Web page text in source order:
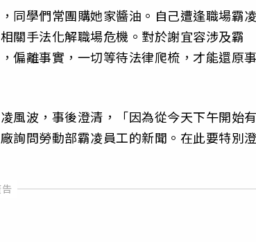
同學們常團購她家醬油。自己遭逢職場霸
關手法化解職場危機。對於謝宜容涉及霸
偏離事實，一切等待法律爬梳，才能還原
風波，事後澄清，「因為從今天下午開始
詢問勞動部霸凌員工的新聞。在此要特別